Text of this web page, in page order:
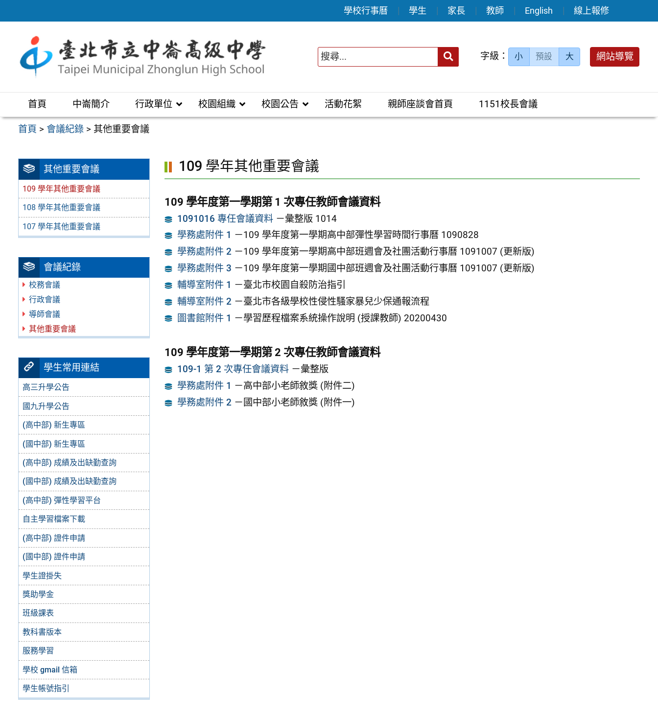
至
區
學校行事曆 學生 家長 教師 English 線上報修
送出 字級： 小 預設 大 網站導覽
首頁 中崙簡介 行政單位 校園組織 校園公告 活動花絮 親師座談會首頁 1151校長會議
首頁 > 會議紀錄 > 其他重要會議
其他重要會議
109 學年其他重要會議
108 學年其他重要會議
107 學年其他重要會議
會議紀錄
校務會議
行政會議
導師會議
其他重要會議
學生常用連結
高三升學公告
國九升學公告
(高中部) 新生專區
(國中部) 新生專區
(高中部) 成績及出缺勤查詢
(國中部) 成績及出缺勤查詢
(高中部) 彈性學習平台
自主學習檔案下載
(高中部) 證件申請
(國中部) 證件申請
學生證掛失
獎助學金
班級課表
教科書版本
服務學習
學校 gmail 信箱
學生帳號指引
109 學年其他重要會議
109 學年度第一學期第 1 次專任教師會議資料
1091016 專任會議資料 －彙整版 1014
學務處附件 1 －109 學年度第一學期高中部彈性學習時間行事曆 1090828
學務處附件 2 －109 學年度第一學期高中部班週會及社團活動行事曆 1091007 (更新版)
學務處附件 3 －109 學年度第一學期國中部班週會及社團活動行事曆 1091007 (更新版)
輔導室附件 1 －臺北市校園自殺防治指引
輔導室附件 2 －臺北市各級學校性侵性騷家暴兒少保通報流程
圖書館附件 1 －學習歷程檔案系統操作說明 (授課教師) 20200430
109 學年度第一學期第 2 次專任教師會議資料
109-1 第 2 次專任會議資料 －彙整版
學務處附件 1 －高中部小老師敘獎 (附件二)
學務處附件 2 －國中部小老師敘獎 (附件一)